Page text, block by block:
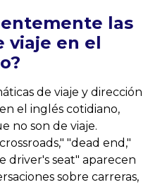
las
viaje en el
de viaje y dirección
el inglés cotidiano,
no son de viaje.
"dead end,"
driver's seat" aparecen
sobre carreras,